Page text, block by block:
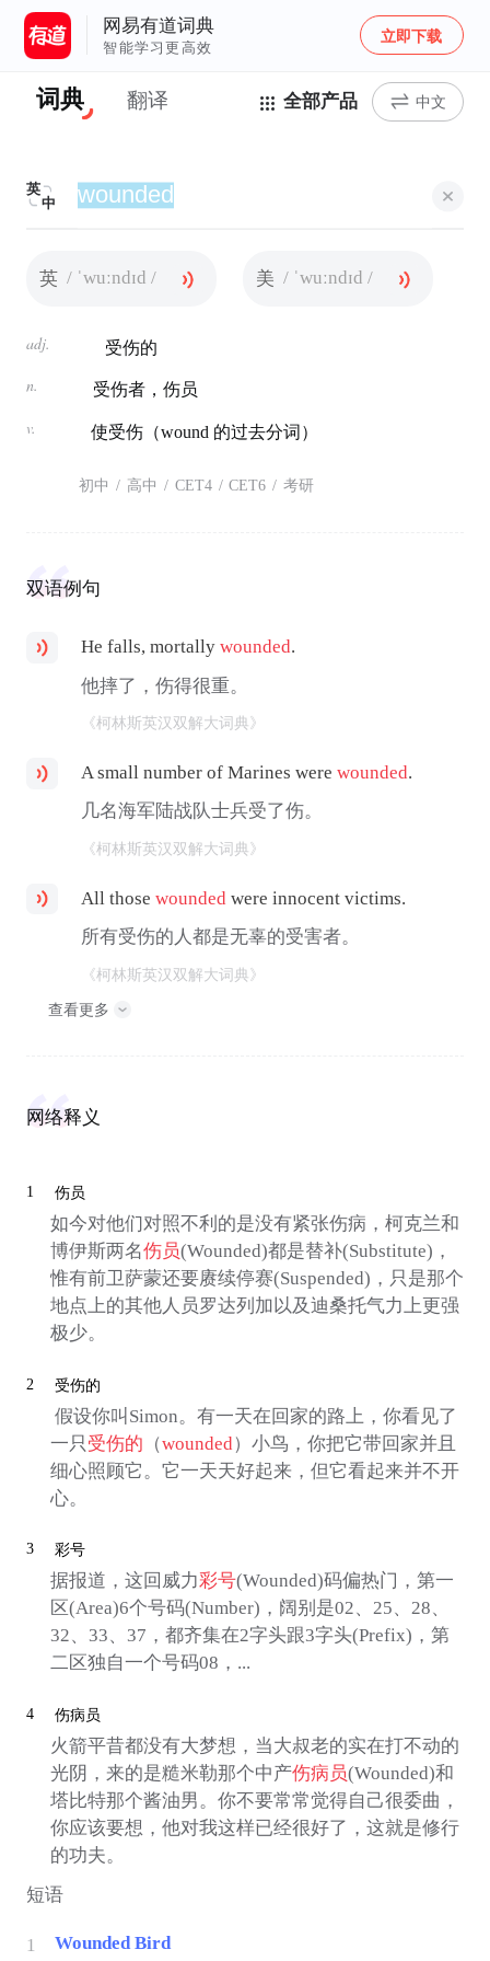
网易有道词典
智能学习更高效
立即下载
词典 翻译 全部产品 中文
英
中
英 / ˈwuːndɪd / 美 / ˈwuːndɪd /
adj. 受伤的
n. 受伤者，伤员
v. 使受伤（wound 的过去分词）
初中 / 高中 / CET4 / CET6 / 考研
双语例句
He falls, mortallywounded.
他摔了，伤得很重。
《柯林斯英汉双解大词典》
A small number of Marines werewounded.
几名海军陆战队士兵受了伤。
《柯林斯英汉双解大词典》
All thosewounded were innocent victims.
所有受伤的人都是无辜的受害者。
《柯林斯英汉双解大词典》
查看更多
网络释义
1 伤员
如今对他们对照不利的是没有紧张伤病，柯克兰和
博伊斯两名伤员(Wounded)都是替补(Substitute)，
惟有前卫萨蒙还要赓续停赛(Suspended)，只是那个
地点上的其他人员罗达列加以及迪桑托气力上更强
极少。
2 受伤的
假设你叫Simon。有一天在回家的路上，你看见了
一只 受伤的 （wounded）小鸟，你把它带回家并且
细心照顾它。它一天天好起来，但它看起来并不开
心。
3 彩号
据报道，这回威力彩号(Wounded)码偏热门，第一
区(Area)6个号码(Number)，阔别是02、25、28、
32、33、37，都齐集在2字头跟3字头(Prefix)，第
二区独自一个号码08，...
4 伤病员
火箭平昔都没有大梦想，当大叔老的实在打不动的
光阴，来的是糙米勒那个中产伤病员(Wounded)和
塔比特那个酱油男。你不要常常觉得自己很委曲，
你应该要想，他对我这样已经很好了，这就是修行
的功夫。
短语
1 Wounded Bird